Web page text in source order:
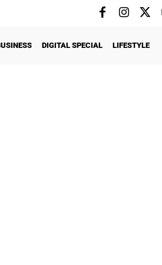
DIGITAL SPECIAL LIFESTYLE